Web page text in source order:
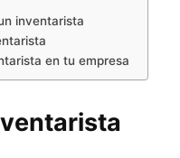
inventarista
en tu empresa